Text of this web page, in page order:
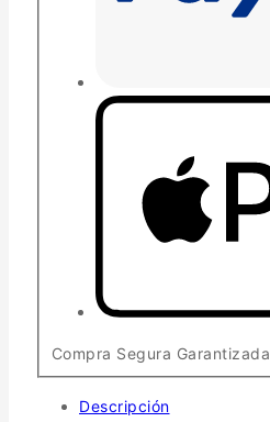
Compra Segura Garantizada
Descripción